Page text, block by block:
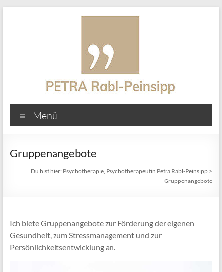
Psychotherapie,
Psychotherapeutin
Petra
Rabl-
Menü
Gruppenangebote
Du bist hier: Psychotherapie, Psychotherapeutin Petra Rabl-Peinsipp >
Gruppenangebote
Ich biete Gruppenangebote zur Förderung der eigenen
Gesundheit, zum Stressmanagement und zur
Persönlichkeitsentwicklung an.